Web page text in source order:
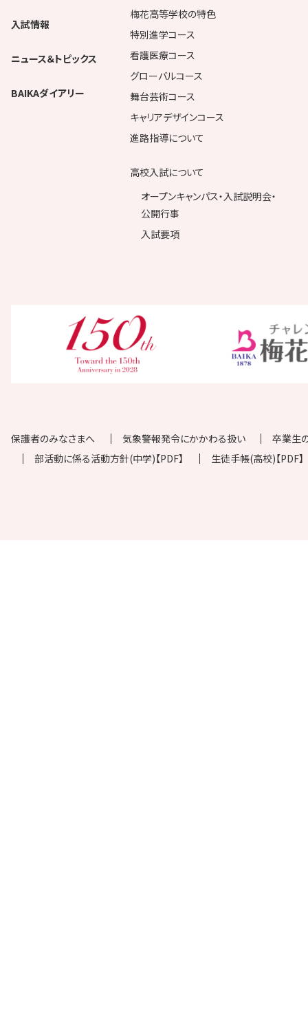
入試情報
ニュース＆トピックス
BAIKAダイアリー
梅花高等学校の特色
特別進学コース
看護医療コース
グローバルコース
舞台芸術コース
キャリアデザインコース
進路指導について
高校入試について
オープンキャンパス・入試説明会・
公開行事
入試要項
保護者のみなさまへ 気象警報発令にかかわる扱い
卒業生
部活動に係る活動方針(中学)【PDF】
生徒手帳(高校)【PDF】